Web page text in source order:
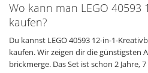
Wo kann man LEGO 40593
kaufen?
Du kannst LEGO 40593 12-in-1-
kaufen. Wir zeigen dir die günstigsten
brickmerge. Das Set ist schon 2 Jahre,